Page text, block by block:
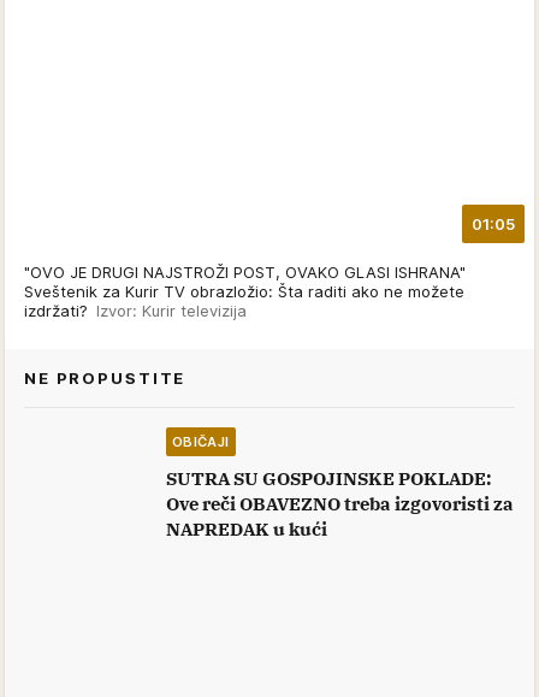
01:05
"OVO JE DRUGI NAJSTROŽI POST, OVAKO GLASI ISHRANA"
Sveštenik za Kurir TV obrazložio: Šta raditi ako ne možete
izdržati? Izvor: Kurir televizija
NE PROPUSTITE
OBIČAJI
SUTRA SU GOSPOJINSKE POKLADE:
Ove reči OBAVEZNO treba izgovoristi za
NAPREDAK u kući